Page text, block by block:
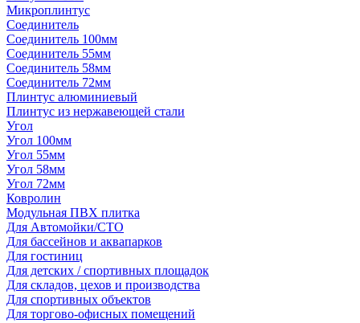
Микроплинтус
Соединитель
Соединитель 100мм
Соединитель 55мм
Соединитель 58мм
Соединитель 72мм
Плинтус алюминиевый
Плинтус из нержавеющей стали
Угол
Угол 100мм
Угол 55мм
Угол 58мм
Угол 72мм
Ковролин
Модульная ПВХ плитка
Для Автомойки/СТО
Для бассейнов и аквапарков
Для гостиниц
Для детских / спортивных площадок
Для складов, цехов и производства
Для спортивных объектов
Для торгово-офисных помещений